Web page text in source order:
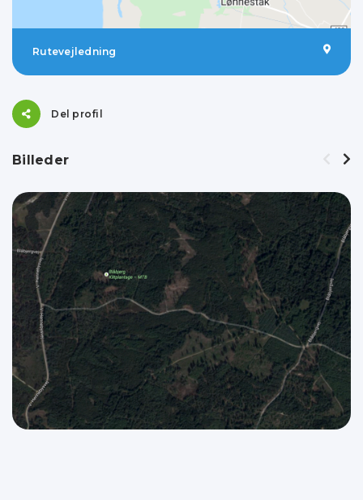
Rutevejledning
Del profil
Billeder